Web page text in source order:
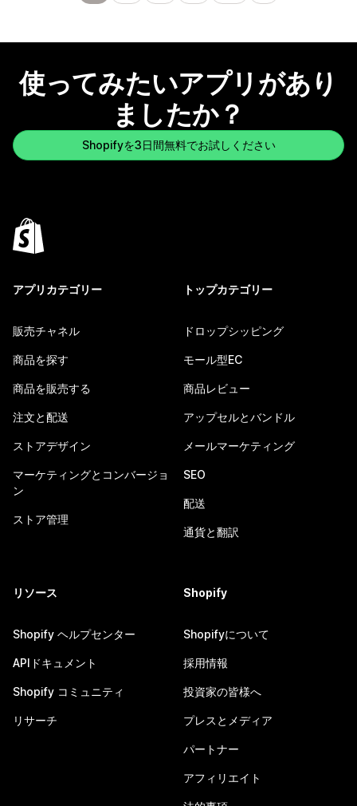
使ってみたいアプリがあり
ましたか？
Shopifyを3日間無料でお試しください
アプリカテゴリー
販売チャネル
商品を探す
商品を販売する
注文と配送
ストアデザイン
マーケティングとコンバージョ
ン
ストア管理
トップカテゴリー
ドロップシッピング
モール型EC
商品レビュー
アップセルとバンドル
メールマーケティング
SEO
配送
通貨と翻訳
リソース
Shopify ヘルプセンター
APIドキュメント
Shopify コミュニティ
リサーチ
Shopify
Shopifyについて
採用情報
投資家の皆様へ
プレスとメディア
パートナー
アフィリエイト